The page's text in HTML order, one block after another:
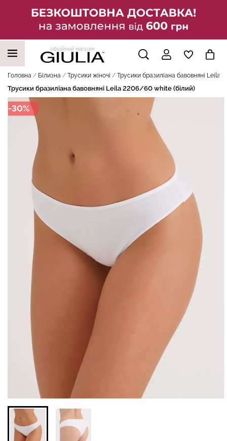
офіційний магазин
Головна Білизна Трусики жіночі Трусики бразиліана бавовняні Leila
Трусики бразиліана бавовняні Leila 2206/60 white (білий)
-30%
НАШІ ТРЕНДОВІ ТОВАРИ
Безшовні легінси з
мікрофібри LEGGINGS 02
(чорний) Giulia
Безшовні бразиліана з
BRASILIAN SHAPEWEAR
black (чорний) Giulia